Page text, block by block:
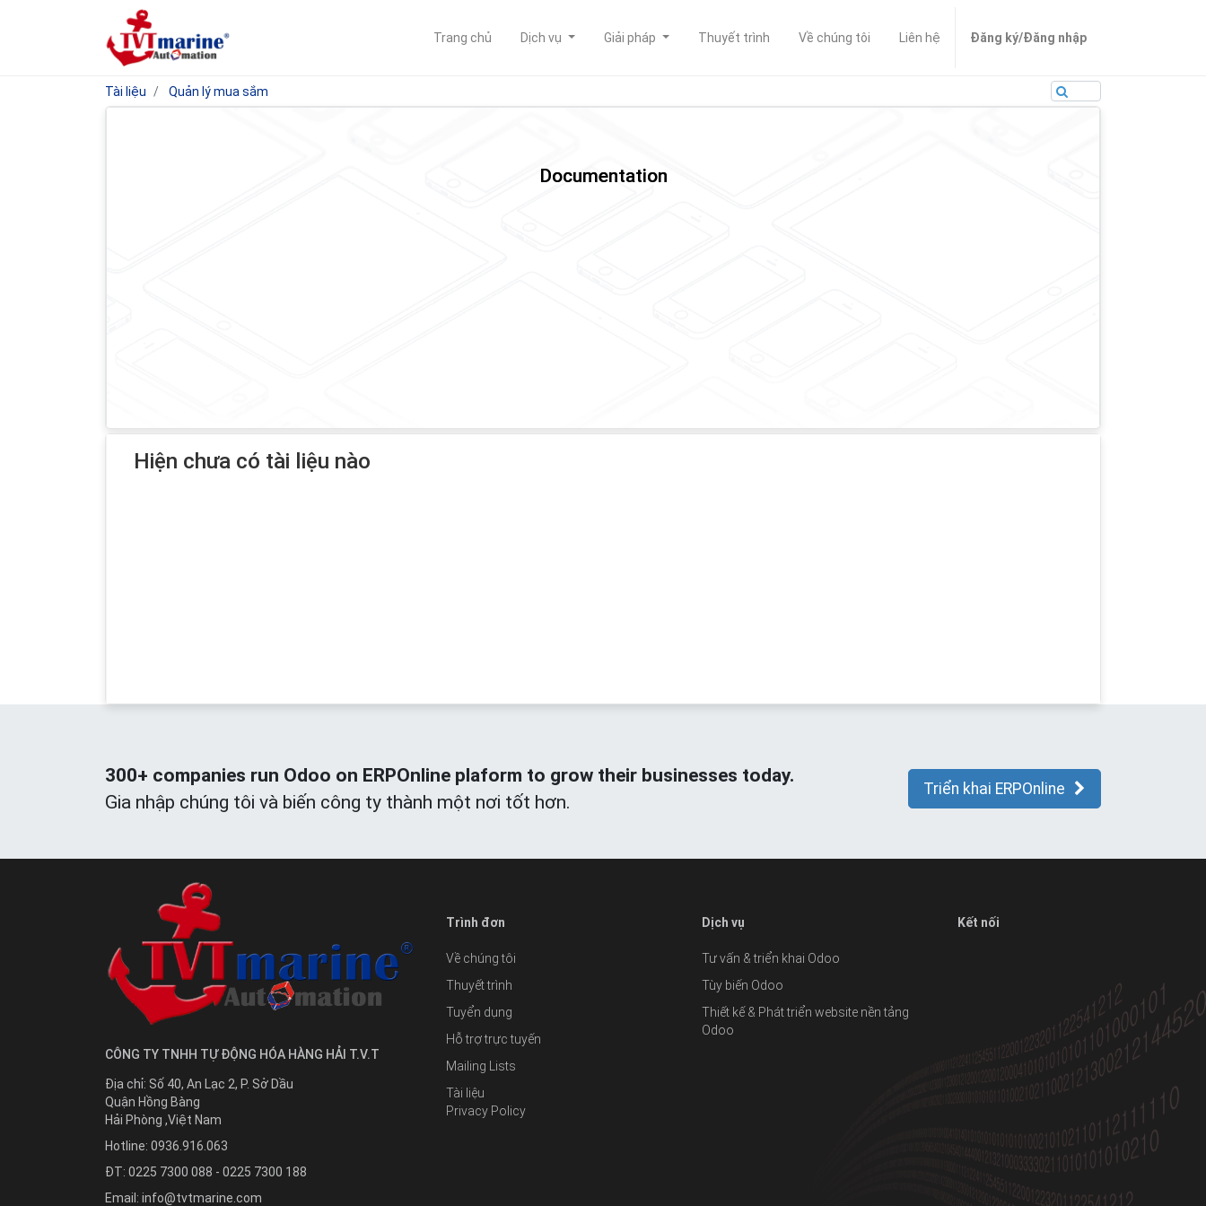
Trang chủ Dịch vụ Giải pháp Thuyết trình Về chúng tôi Liên hệ Đăng ký/Đăng nhập
Tài liệu Quản lý mua sắm
Documentation
Hiện chưa có tài liệu nào
300+ companies run Odoo on ERPOnline plaform to grow their businesses today.
Gia nhập chúng tôi và biến công ty thành một nơi tốt hơn.
Triển khai ERPOnline
CÔNG TY TNHH TỰ ĐỘNG HÓA HÀNG HẢI T.V.T
Địa chỉ: Số 40, An Lạc 2, P. Sở Dầu
Quận Hồng Bàng
Hải Phòng ,Việt Nam
Hotline: 0936.916.063
ĐT: 0225 7300 088 - 0225 7300 188
Email: info@tvtmarine.com
Trình đơn
Về chúng tôi
Thuyết trình
Tuyển dụng
Hỗ trợ trực tuyến
Mailing Lists
Tài liệu
Privacy Policy
Dịch vụ
Tư vấn & triển khai Odoo
Tùy biến Odoo
Thiết kế & Phát triển website nền tảng
Odoo
Kết nối